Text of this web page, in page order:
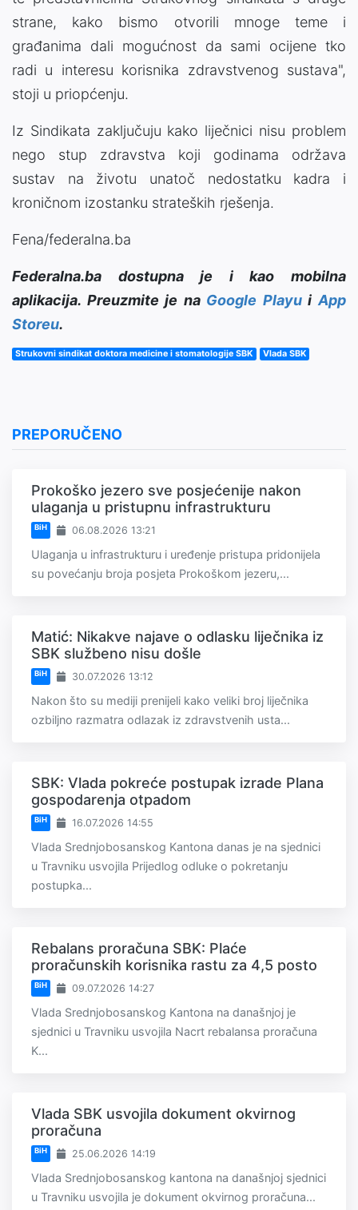
strane, kako bismo otvorili mnoge teme i
građanima dali mogućnost da sami ocijene tko
radi u interesu korisnika zdravstvenog sustava",
stoji u priopćenju.
Iz Sindikata zaključuju kako liječnici nisu problem
nego stup zdravstva koji godinama održava
sustav na životu unatoč nedostatku kadra i
kroničnom izostanku strateških rješenja.
Fena/federalna.ba
Federalna.ba dostupna je i kao mobilna
aplikacija. Preuzmite je na Google PlayuiApp
Storeu.
Strukovni sindikat doktora medicine i stomatologije SBK Vlada SBK
PREPORUČENO
Prokoško jezero sve posjećenije nakon
ulaganja u pristupnu infrastrukturu
BiH 06.08.2026 13:21
Ulaganja u infrastrukturu i uređenje pristupa pridonijela
su povećanju broja posjeta Prokoškom jezeru,...
Matić: Nikakve najave o odlasku liječnika iz
SBK službeno nisu došle
BiH 30.07.2026 13:12
Nakon što su mediji prenijeli kako veliki broj liječnika
ozbiljno razmatra odlazak iz zdravstvenih usta...
SBK: Vlada pokreće postupak izrade Plana
gospodarenja otpadom
BiH 16.07.2026 14:55
Vlada Srednjobosanskog Kantona danas je na sjednici
u Travniku usvojila Prijedlog odluke o pokretanju
postupka...
Rebalans proračuna SBK: Plaće
proračunskih korisnika rastu za 4,5 posto
BiH 09.07.2026 14:27
Vlada Srednjobosanskog Kantona na današnjoj je
sjednici u Travniku usvojila Nacrt rebalansa proračuna
K...
Vlada SBK usvojila dokument okvirnog
proračuna
BiH 25.06.2026 14:19
Vlada Srednjobosanskog kantona na današnjoj sjednici
u Travniku usvojila je dokument okvirnog proračuna...